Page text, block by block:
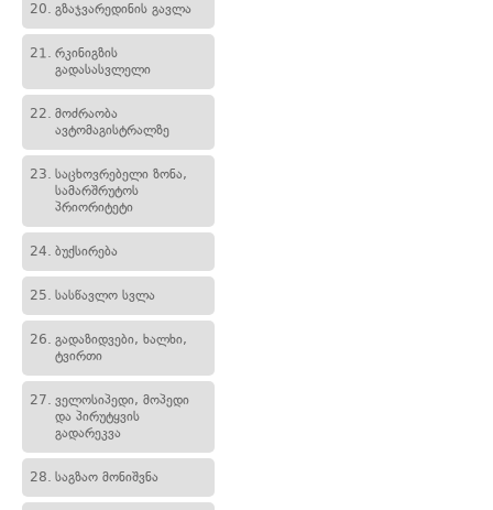
20. გზაჯვარედინის გავლა
21. რკინიგზის
გადასასვლელი
22. მოძრაობა
ავტომაგისტრალზე
23. საცხოვრებელი ზონა,
სამარშრუტოს
პრიორიტეტი
24. ბუქსირება
25. სასწავლო სვლა
26. გადაზიდვები, ხალხი,
ტვირთი
27. ველოსიპედი, მოპედი
და პირუტყვის
გადარეკვა
28. საგზაო მონიშვნა